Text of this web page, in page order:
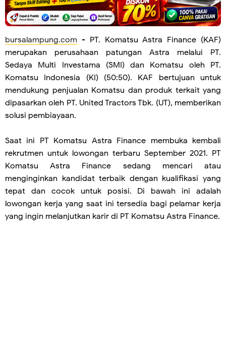
bursalampung.com - PT. Komatsu Astra Finance (KAF)
merupakan perusahaan patungan Astra melalui PT.
Sedaya Multi Investama (SMI) dan Komatsu oleh PT.
Komatsu Indonesia (KI) (50:50). KAF bertujuan untuk
mendukung penjualan Komatsu dan produk terkait yang
dipasarkan oleh PT. United Tractors Tbk. (UT), memberikan
solusi pembiayaan.
Saat ini PT Komatsu Astra Finance membuka kembali
rekrutmen untuk lowongan terbaru September 2021. PT
Komatsu Astra Finance sedang mencari atau
menginginkan kandidat terbaik dengan kualifikasi yang
tepat dan cocok untuk posisi. Di bawah ini adalah
lowongan kerja yang saat ini tersedia bagi pelamar kerja
yang ingin melanjutkan karir di PT Komatsu Astra Finance.